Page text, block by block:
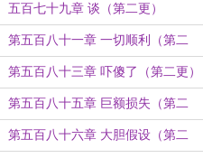
更）
五百七十九章 谈（第二更）
第五百八十一章 一切顺利（第二
更）
第五百八十三章 吓傻了（第二更）
第五百八十五章 巨额损失（第二
更，双倍这一章五千字）
第五百八十六章 大胆假设（第二